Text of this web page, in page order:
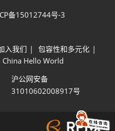
备15012744号-3
入我们
包容性和多元化
China Hello World
沪公网安备
31010602008917号